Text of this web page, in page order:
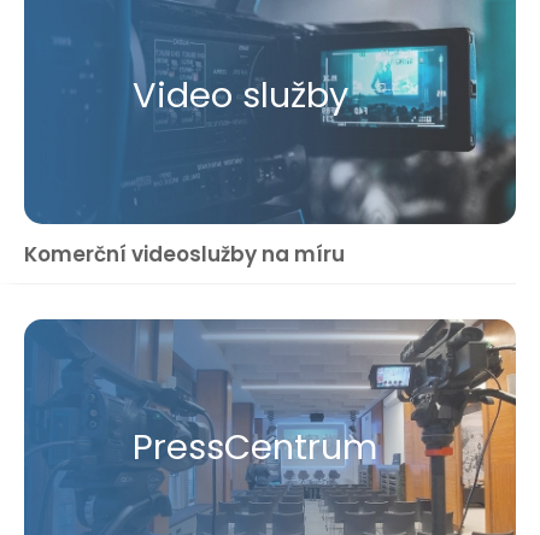
Video služby
Komerční videoslužby na míru
Press​Centrum